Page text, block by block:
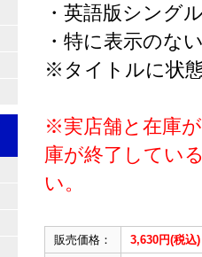
・英語版シング
・特に表示のな
※タイトルに状
※実店舗と在庫
庫が終了してい
い。
販売価格：
3,630円(税込)